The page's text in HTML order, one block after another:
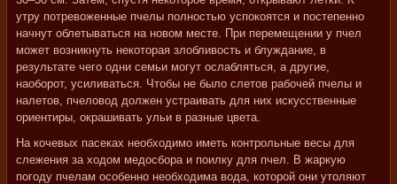
утру потревоженные пчелы полностью успокоятся и постепенно
начнут облетываться на новом месте. При перемещении у пчел
может возникнуть некоторая злобливость и блуждание, в
результате чего одни семьи могут ослабляться, а другие,
наоборот, усиливаться. Чтобы не было слетов рабочей пчелы и
налетов, пчеловод должен устраивать для них искусственные
ориентиры, окрашивать ульи в разные цвета.
На кочевых пасеках необходимо иметь контрольные весы для
слежения за ходом медосбора и поилку для пчел. В жаркую
погоду пчелам особенно необходима вода, которой они утоляют